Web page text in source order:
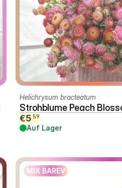
Helichrysum bracteatum
Strohblume Peach
€5 59
Auf Lager
MIX BAREV